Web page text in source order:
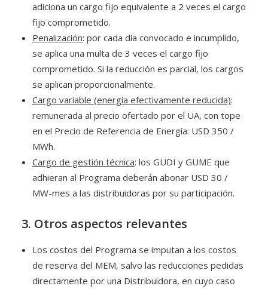
adiciona un cargo fijo equivalente a 2 veces el cargo
fijo comprometido.
Penalización: por cada día convocado e incumplido,
se aplica una multa de 3 veces el cargo fijo
comprometido. Si la reducción es parcial, los cargos
se aplican proporcionalmente.
Cargo variable (energía efectivamente reducida):
remunerada al precio ofertado por el UA, con tope
en el Precio de Referencia de Energía: USD 350 /
MWh.
Cargo de gestión técnica: los GUDI y GUME que
adhieran al Programa deberán abonar USD 30 /
MW-mes a las distribuidoras por su participación.
3. Otros aspectos relevantes
Los costos del Programa se imputan a los costos
de reserva del MEM, salvo las reducciones pedidas
directamente por una Distribuidora, en cuyo caso